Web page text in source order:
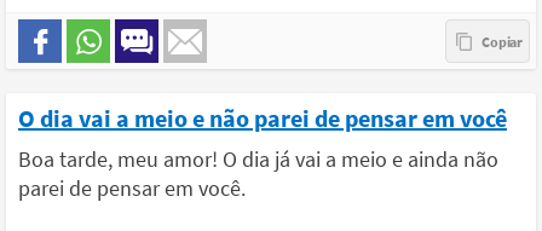
O dia vai a meio e não parei de pensar em você
Boa tarde, meu amor! O dia já vai a meio e ainda não
parei de pensar em você.